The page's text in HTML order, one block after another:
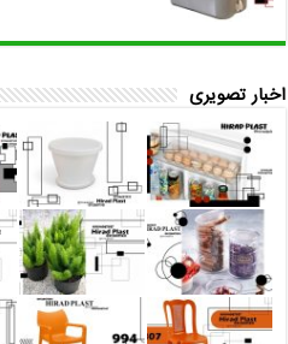
اخبار تصویری